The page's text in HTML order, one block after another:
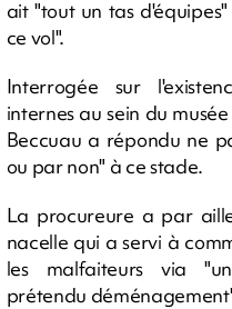
ait "tout un tas
ce vol".
Interrogée sur
internes au sein du
Beccuau a répondu ne
ou par non" à ce stade.
La procureure a par
nacelle qui a servi à
les malfaiteurs via
prétendu